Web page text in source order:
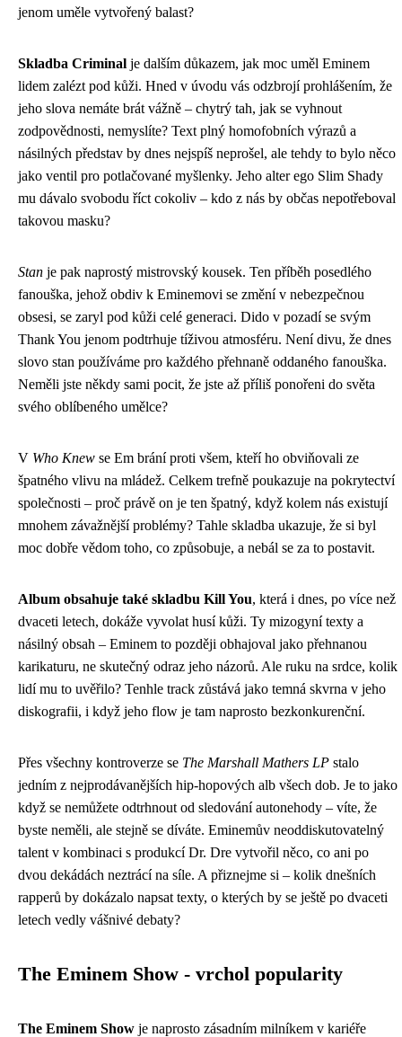
jenom uměle vytvořený balast?
Skladba Criminal je dalším důkazem, jak moc uměl Eminem
lidem zalézt pod kůži. Hned v úvodu vás odzbrojí prohlášením, že
jeho slova nemáte brát vážně – chytrý tah, jak se vyhnout
zodpovědnosti, nemyslíte? Text plný homofobních výrazů a
násilných představ by dnes nejspíš neprošel, ale tehdy to bylo něco
jako ventil pro potlačované myšlenky. Jeho alter ego Slim Shady
mu dávalo svobodu říct cokoliv – kdo z nás by občas nepotřeboval
takovou masku?
Stan je pak naprostý mistrovský kousek. Ten příběh posedlého
fanouška, jehož obdiv k Eminemovi se změní v nebezpečnou
obsesi, se zaryl pod kůži celé generaci. Dido v pozadí se svým
Thank You jenom podtrhuje tíživou atmosféru. Není divu, že dnes
slovo stan používáme pro každého přehnaně oddaného fanouška.
Neměli jste někdy sami pocit, že jste až příliš ponořeni do světa
svého oblíbeného umělce?
V Who Knew se Em brání proti všem, kteří ho obviňovali ze
špatného vlivu na mládež. Celkem trefně poukazuje na pokrytectví
společnosti – proč právě on je ten špatný, když kolem nás existují
mnohem závažnější problémy? Tahle skladba ukazuje, že si byl
moc dobře vědom toho, co způsobuje, a nebál se za to postavit.
Album obsahuje také skladbu Kill You, která i dnes, po více než
dvaceti letech, dokáže vyvolat husí kůži. Ty mizogyní texty a
násilný obsah – Eminem to později obhajoval jako přehnanou
karikaturu, ne skutečný odraz jeho názorů. Ale ruku na srdce, kolik
lidí mu to uvěřilo? Tenhle track zůstává jako temná skvrna v jeho
diskografii, i když jeho flow je tam naprosto bezkonkurenční.
Přes všechny kontroverze se The Marshall Mathers LP stalo
jedním z nejprodávanějších hip-hopových alb všech dob. Je to jako
když se nemůžete odtrhnout od sledování autonehody – víte, že
byste neměli, ale stejně se díváte. Eminemův neoddiskutovatelný
talent v kombinaci s produkcí Dr. Dre vytvořil něco, co ani po
dvou dekádách neztrácí na síle. A přiznejme si – kolik dnešních
rapperů by dokázalo napsat texty, o kterých by se ještě po dvaceti
letech vedly vášnivé debaty?
The Eminem Show - vrchol popularity
The Eminem Show je naprosto zásadním milníkem v kariéře